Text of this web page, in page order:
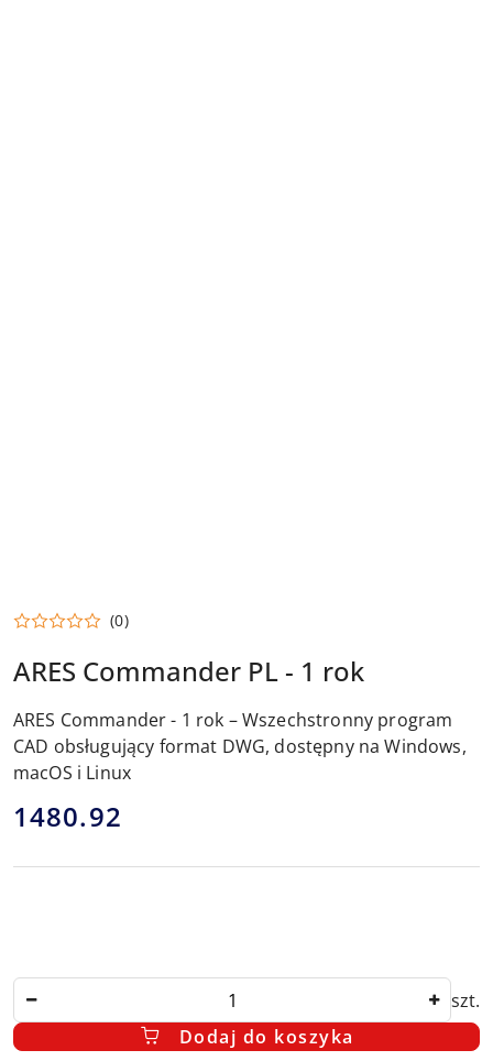
(0)
ARES Commander PL - 1 rok
ARES Commander - 1 rok – Wszechstronny program
CAD obsługujący format DWG, dostępny na Windows,
macOS i Linux
cena:
1480.92
szt.
Dodaj do koszyka